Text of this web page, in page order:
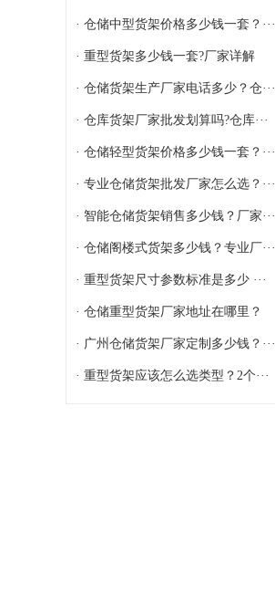
· 仓储中型货架价格多少钱一套？···
· 重型货架多少钱一套?厂家详解
· 仓储货架生产厂家电话多少？仓···
· 仓库货架厂家批发划算吗?仓库···
· 仓储轻型货架价格多少钱一套？···
· 专业仓储货架批发厂家怎么选？···
· 智能仓储货架销售多少钱？厂家···
· 仓储阁楼式货架多少钱？专业厂···
· 重型货架尺寸参数标准是多少 ···
· 仓储重型货架厂家地址在哪里？
· 广州仓储货架厂家定制多少钱？···
· 重型货架应该怎么选类型？2个···